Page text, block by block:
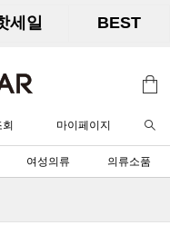
세일 BEST
마이페이지
여성의류 의류소품